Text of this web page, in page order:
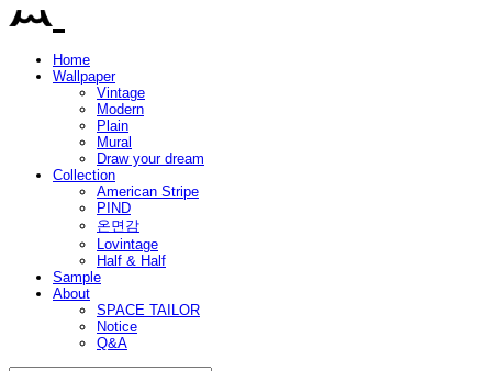
Home
Wallpaper
Vintage
Modern
Plain
Mural
Draw your dream
Collection
American Stripe
PIND
온면감
Lovintage
Half & Half
Sample
About
SPACE TAILOR
Notice
Q&A